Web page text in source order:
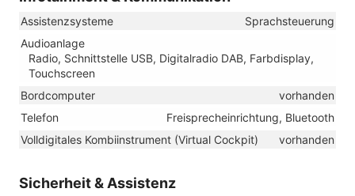
Assistenzsysteme
Sprachsteuerung
Audioanlage
Radio, Schnittstelle USB, Digitalradio DAB, Farbdisplay,
Touchscreen
Bordcomputer
vorhanden
Telefon
Freisprecheinrichtung, Bluetooth
Volldigitales Kombiinstrument (Virtual Cockpit)
vorhanden
Sicherheit & Assistenz